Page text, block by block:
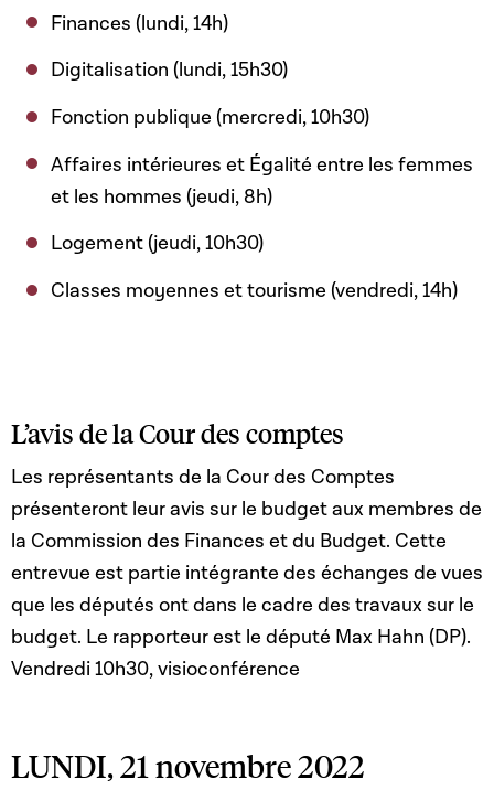
Finances (lundi, 14h)
Digitalisation (lundi, 15h30)
Fonction publique (mercredi, 10h30)
Affaires intérieures et Égalité entre les femmes
et les hommes (jeudi, 8h)
Logement (jeudi, 10h30)
Classes moyennes et tourisme (vendredi, 14h)
L’avis de la Cour des comptes
Les représentants de la Cour des Comptes
présenteront leur avis sur le budget aux membres de
la Commission des Finances et du Budget. Cette
entrevue est partie intégrante des échanges de vues
que les députés ont dans le cadre des travaux sur le
budget. Le rapporteur est le député Max Hahn (DP).
Vendredi 10h30, visioconférence
LUNDI, 21 novembre 2022